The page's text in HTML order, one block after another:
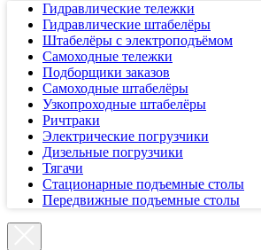
Гидравлические тележки
Гидравлические штабелёры
Штабелёры с электроподъёмом
Самоходные тележки
Подборщики заказов
Самоходные штабелёры
Узкопроходные штабелёры
Ричтраки
Электрические погрузчики
Дизельные погрузчики
Тягачи
Стационарные подъемные столы
Передвижные подъемные столы